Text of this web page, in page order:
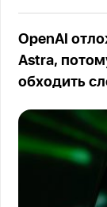
OpenAI
Astra,
обходить